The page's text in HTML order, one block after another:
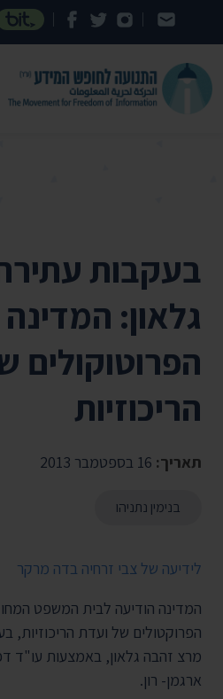
דילוג לתוכן העמוד
בעקבות
גלאון:
הפרוטוקולים
הריכוזיות
תאריך:
בנימין נתניהו
לידיעה של צבי זרחיה בדה מרקר
המדינה הודיעה לבית המשפט
הפרוקטולים של ועדת הריכוזיות,
מרצ זהבה גלאון, באמצעות עו"ד
ארגמן- רון.